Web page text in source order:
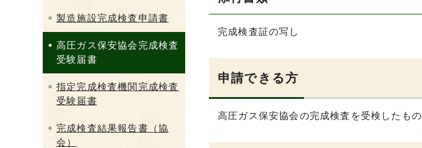
完成検査証の写し
申請できる方
高圧ガス保安協会の完成検査を受検したもの
製造施設完成検査申請書
高圧ガス保安協会完成検査
受験届書
指定完成検査機関完成検査
受験届書
完成検査結果報告書（協
会）